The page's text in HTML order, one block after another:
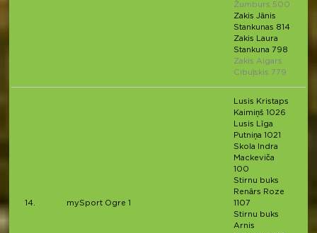
Žumburs 500
Zakis Jānis
Stankunas 814
Zakis Laura
Stankuna 798
Zakis Aigars
Cibuļskis 779
14. mySport Ogre 1
Lusis Kristaps
Kaimiņš 1026
Lusis Līga
Putniņa 1021
Skola Indra
Mackeviča
100
Stirnu buks
Renārs Roze
1107
Stirnu buks
Arnis